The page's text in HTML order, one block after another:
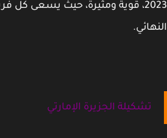
2023، قوية ومثيرة، حيث يسعى كل
تشكيلة الجزيرة الإمارتي